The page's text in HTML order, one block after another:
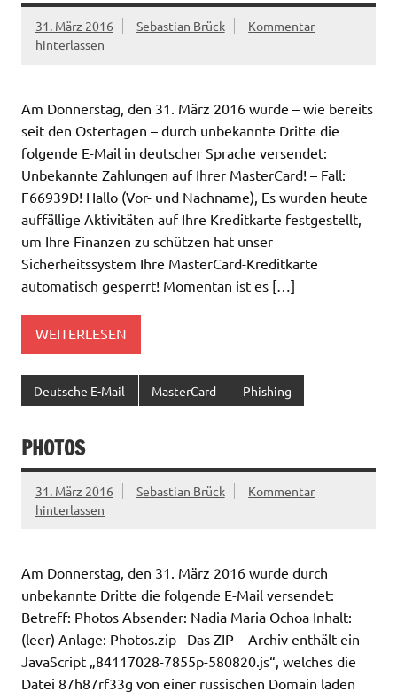
31. März 2016 Sebastian Brück
Kommentar
hinterlassen
Am Donnerstag, den 31. März 2016 wurde – wie bereits
seit den Ostertagen – durch unbekannte Dritte die
folgende E-Mail in deutscher Sprache versendet:
Unbekannte Zahlungen auf Ihrer MasterCard! – Fall:
F66939D! Hallo (Vor- und Nachname), Es wurden heute
auffällige Aktivitäten auf Ihre Kreditkarte festgestellt,
um Ihre Finanzen zu schützen hat unser
Sicherheitssystem Ihre MasterCard-Kreditkarte
automatisch gesperrt! Momentan ist es […]
WEITERLESEN
Deutsche E-Mail MasterCard Phishing
PHOTOS
31. März 2016 Sebastian Brück
Kommentar
hinterlassen
Am Donnerstag, den 31. März 2016 wurde durch
unbekannte Dritte die folgende E-Mail versendet:
Betreff: Photos Absender: Nadia Maria Ochoa Inhalt:
(leer) Anlage: Photos.zip Das ZIP – Archiv enthält ein
JavaScript „84117028-7855p-580820.js“, welches die
Datei 87h87rf33g von einer russischen Domain laden